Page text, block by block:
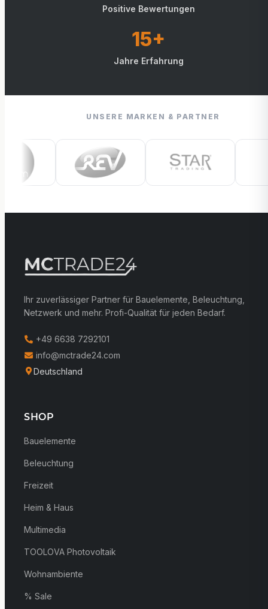
Positive Bewertungen
15+
Jahre Erfahrung
UNSERE MARKEN & PARTNER
Ihr zuverlässiger Partner für Bauelemente, Beleuchtung,
Netzwerk und mehr. Profi-Qualität für jeden Bedarf.
+49 6638 7292101
info@mctrade24.com
Deutschland
SHOP
Bauelemente
Beleuchtung
Freizeit
Heim & Haus
Multimedia
TOOLOVA Photovoltaik
Wohnambiente
% Sale